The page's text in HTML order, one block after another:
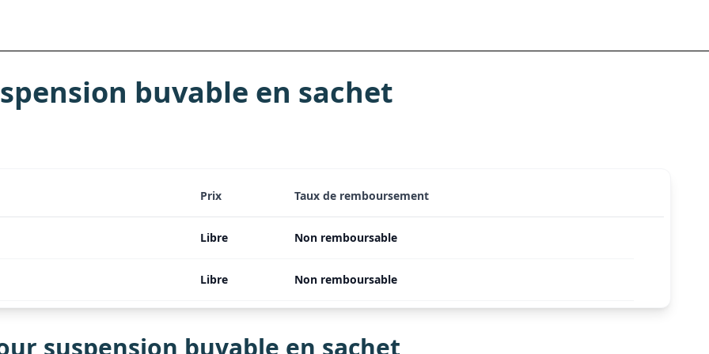
buvable en sachet
Prix Taux de remboursement
Libre Non remboursable
Libre Non remboursable
suspension buvable en sachet